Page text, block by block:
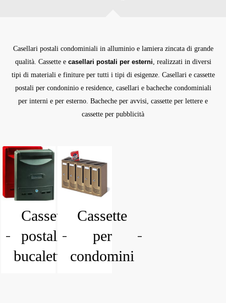
Casellari postali condominiali in alluminio e lamiera zincata di grande
qualità. Cassette e casellari postali per esterni, realizzati in diversi
tipi di materiali e finiture per tutti i tipi di esigenze. Casellari e cassette
postali per condoninio e residence, casellari e bacheche condominiali
per interni e per esterno. Bacheche per avvisi, cassette per lettere e
cassette per pubblicità
Cassette
postali e
bucalettere
Cassette
per
condomini